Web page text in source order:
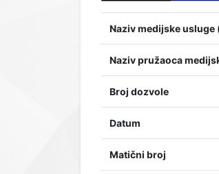
Naziv medijske usluge
Naziv pružaoca
Broj dozvole
Datum
Matični broj